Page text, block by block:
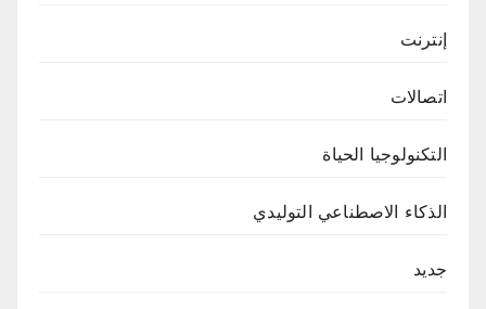
إنترنت
اتصالات
التكنولوجيا الحياة
الذكاء الاصطناعي التوليدي
جديد